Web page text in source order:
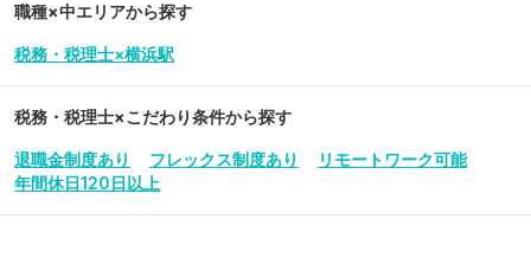
職種×中エリアから探す
税務・税理士×横浜駅
税務・税理士×こだわり条件から探す
退職金制度あり フレックス制度あり
リモートワーク可能
年間休日120日以上